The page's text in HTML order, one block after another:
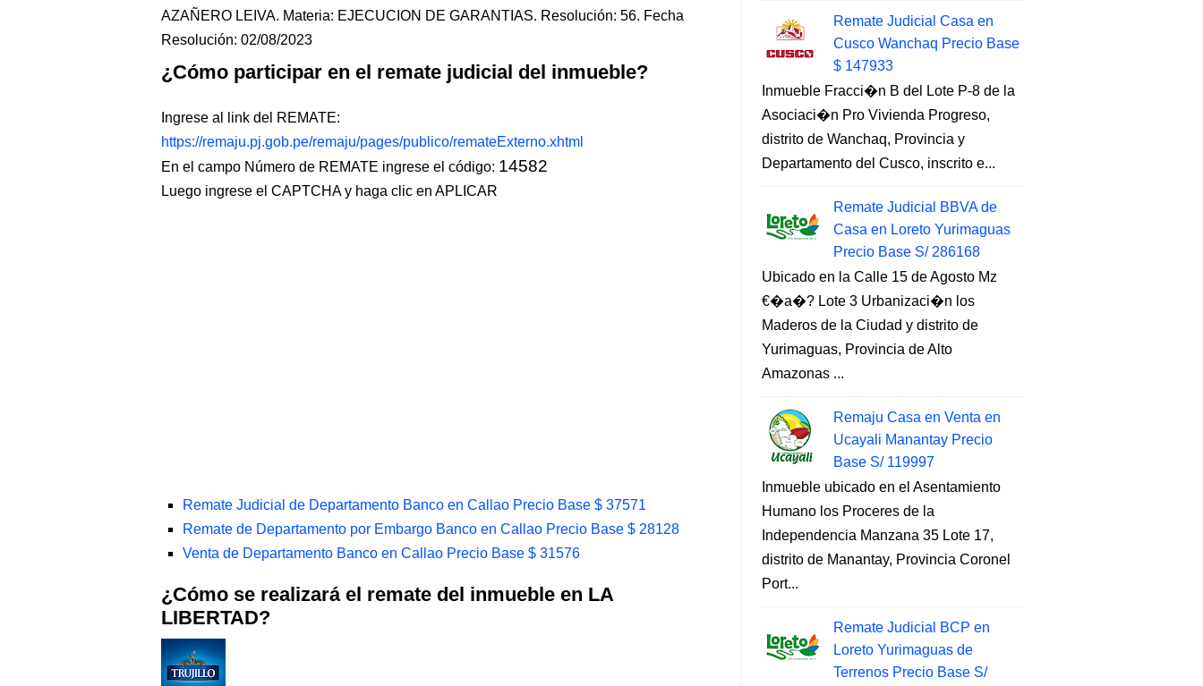
AZAÑERO LEIVA. Materia: EJECUCION DE GARANTIAS. Resolución: 56. Fecha
Resolución: 02/08/2023
¿Cómo participar en el remate judicial del inmueble?
Ingrese al link del REMATE:
https://remaju.pj.gob.pe/remaju/pages/publico/remateExterno.xhtml
En el campo Número de REMATE ingrese el código: 14582
Luego ingrese el CAPTCHA y haga clic en APLICAR
Remate Judicial de Departamento Banco en Callao Precio Base $ 37571
Remate de Departamento por Embargo Banco en Callao Precio Base $ 28128
Venta de Departamento Banco en Callao Precio Base $ 31576
¿Cómo se realizará el remate del inmueble en LA
LIBERTAD?
Remate Judicial Casa en
Cusco Wanchaq Precio Base
$ 147933
Inmueble Fracci�n B del Lote P-8 de la
Asociaci�n Pro Vivienda Progreso,
distrito de Wanchaq, Provincia y
Departamento del Cusco, inscrito e...
Remate Judicial BBVA de
Casa en Loreto Yurimaguas
Precio Base S/ 286168
Ubicado en la Calle 15 de Agosto Mz
€�a�? Lote 3 Urbanizaci�n los
Maderos de la Ciudad y distrito de
Yurimaguas, Provincia de Alto
Amazonas ...
Remaju Casa en Venta en
Ucayali Manantay Precio
Base S/ 119997
Inmueble ubicado en el Asentamiento
Humano los Proceres de la
Independencia Manzana 35 Lote 17,
distrito de Manantay, Provincia Coronel
Port...
Remate Judicial BCP en
Loreto Yurimaguas de
Terrenos Precio Base S/